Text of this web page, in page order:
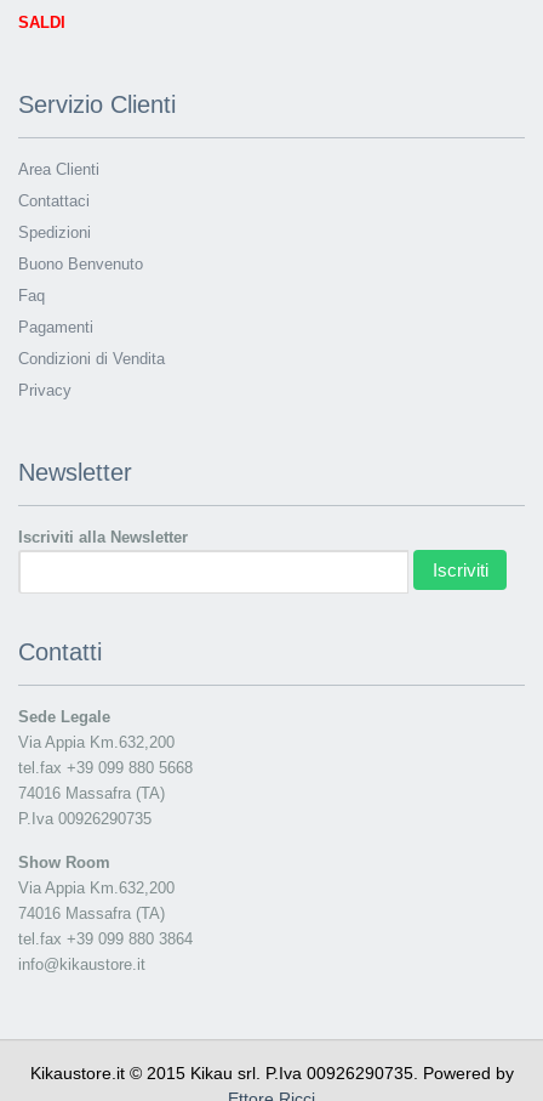
SALDI
Servizio Clienti
Area Clienti
Contattaci
Spedizioni
Buono Benvenuto
Faq
Pagamenti
Condizioni di Vendita
Privacy
Newsletter
Iscriviti alla Newsletter
Iscriviti
Contatti
Sede Legale
Via Appia Km.632,200
tel.fax +39 099 880 5668
74016 Massafra (TA)
P.Iva 00926290735
Show Room
Via Appia Km.632,200
74016 Massafra (TA)
tel.fax +39 099 880 3864
info@kikaustore.it
Kikaustore.it © 2015 Kikau srl. P.Iva 00926290735. Powered by